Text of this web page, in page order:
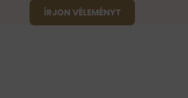
ÍRJON VÉLEMÉNYT